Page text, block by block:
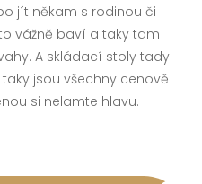
jít někam s rodinou či
vážně baví a taky tam
A skládací stoly tady
jsou všechny cenově
si nelamte hlavu.